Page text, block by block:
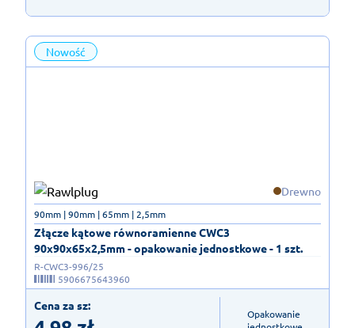
Nowość
Drewno
Złącze kątowe równoramienne CWC3
90x90x65x2,5mm - opakowanie jednostkowe - 1 szt.
90mm | 90mm | 65mm | 2,5mm
R-CWC3-996/25
5906675643960
Cena za sz:
Opakowanie